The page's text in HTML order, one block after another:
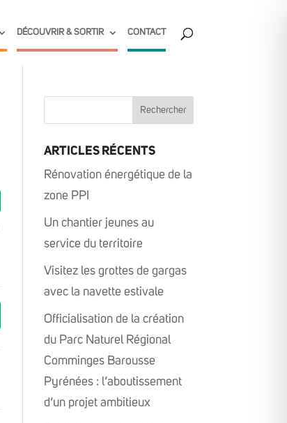
DÉCOUVRIR & SORTIR CONTACT
ARTICLES RÉCENTS
Rénovation énergétique de la
zone PPI
Un chantier jeunes au
service du territoire
Visitez les grottes de gargas
avec la navette estivale
Officialisation de la création
du Parc Naturel Régional
Comminges Barousse
Pyrénées : l’aboutissement
d’un projet ambitieux